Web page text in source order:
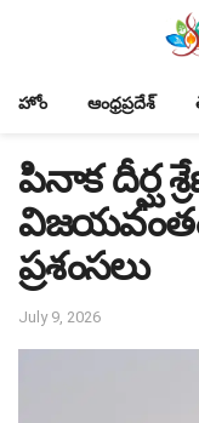
హోం ఆంధ్రప్రదేశ్
పినాక దీర్ఘ
ప్రశంసలు
July 9, 2026